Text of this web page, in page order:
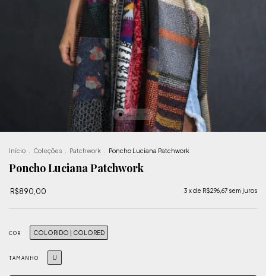
Início Coleções Patchwork Poncho Luciana Patchwork
Poncho Luciana Patchwork
R$890,00 3 x de R$296,67 sem juros
COR COLORIDO | COLORED
TAMANHO U